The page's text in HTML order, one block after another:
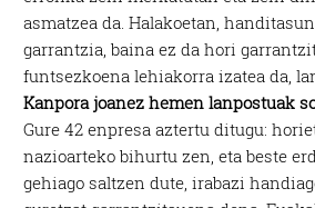
asmatzea da. Halakoetan,
garrantzia, baina ez da hori
funtsezkoena lehiakorra izatea da,
Kanpora joanez hemen lanpostuak
Gure 42 enpresa aztertu ditugu:
nazioarteko bihurtu zen, eta beste
gehiago saltzen dute, irabazi